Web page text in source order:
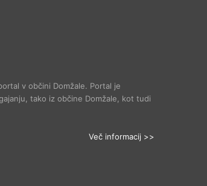
v občini Domžale. Portal je
tako iz občine Domžale, kot tudi
Več informacij >>